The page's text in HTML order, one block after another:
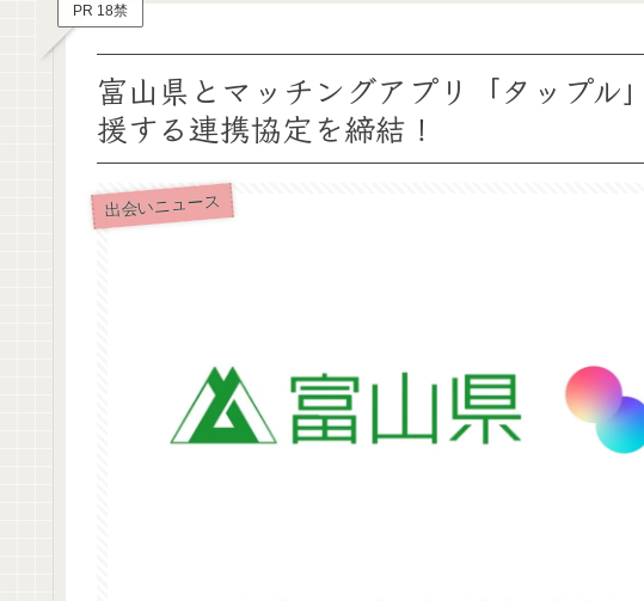
PR 18禁
富山県とマッチングアプリ「タップル
援する連携協定を締結！
出会いニュース